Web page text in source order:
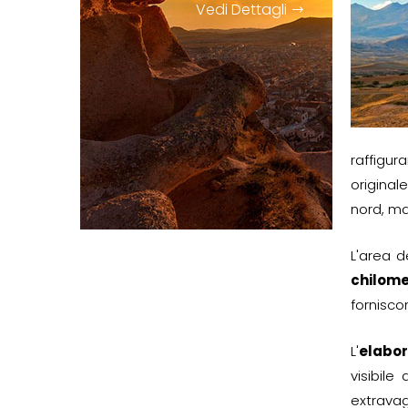
nord,
L'area
L'
visibile
Vedi Dettagli